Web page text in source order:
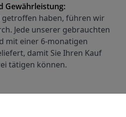
Gewährleistung:
getroffen haben, führen wir
Jede unserer gebrauchten
mit einer 6-monatigen
damit Sie Ihren Kauf
tätigen können.